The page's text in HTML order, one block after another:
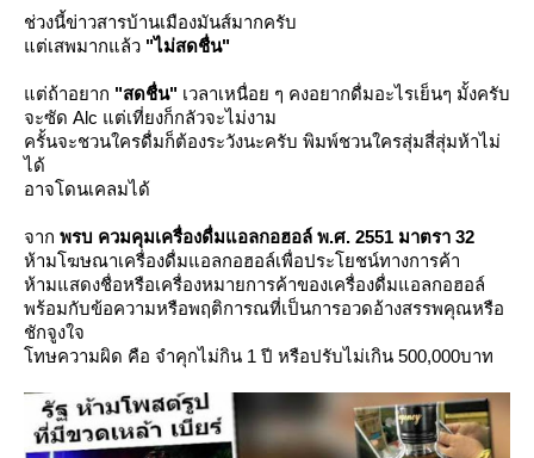
ช่วงนี้ข่าวสารบ้านเมืองมันส์มากครับ
ต่เสพมากแล้ว "ไม่สดชื่น"
ต่ถ้าอยาก "สดชื่น" เวลาเหนื่อย ๆ คงอยากดื่มอะไรเย็นๆ มั้งครับ
จะซัด Alc แต่เที่ยงก็กลัวจะไม่งาม
ครั้นจะชวนใครดื่มก็ต้องระวังนะครับ พิมพ์ชวนใครสุ่มสี่สุ่มห้าไม่
ได้
อาจโดนเคลมได้
จาก พรบ ควมคุมเครื่องดื่มแอลกอฮอล์ พ.ศ. 2551 มาตรา 32
ห้ามโฆษณาเครื่องดื่มแอลกอฮอล์เพื่อประโยชน์ทางการค้า
ห้ามแสดงชื่อหรือเครื่องหมายการค้าของเครื่องดื่มแอลกอฮอล์
พร้อมกับข้อความหรือพฤติการณที่เป็นการอวดอ้างสรรพคุณหรือ
ชักจูงใจ
ทษความผิด คือ จำคุกไม่กิน 1 ปี หรือปรับไม่เกิน 500,000บาท